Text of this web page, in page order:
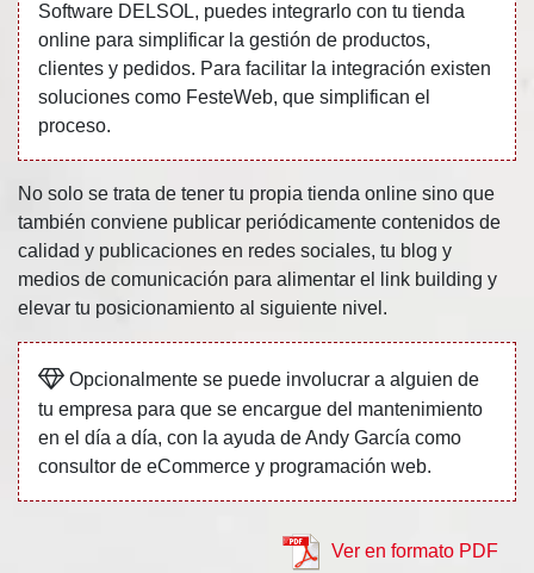
Software DELSOL, puedes integrarlo con tu tienda
online para simplificar la gestión de productos,
clientes y pedidos. Para facilitar la integración existen
soluciones como FesteWeb, que simplifican el
proceso.
No solo se trata de tener tu propia tienda online sino que
también conviene publicar periódicamente contenidos de
calidad y publicaciones en redes sociales, tu blog y
medios de comunicación para alimentar el link building y
elevar tu posicionamiento al siguiente nivel.
Opcionalmente se puede involucrar a alguien de
tu empresa para que se encargue del mantenimiento
en el día a día, con la ayuda de Andy García como
consultor de eCommerce y programación web.
Ver en formato PDF